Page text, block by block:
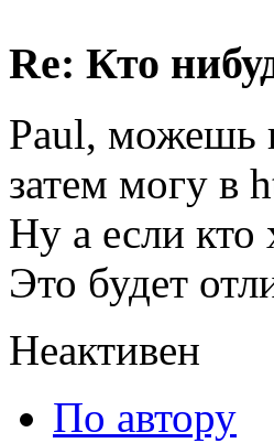
Re: Кто
Paul, можешь
затем могу в
Ну а если
Это будет
Неактивен
По автору